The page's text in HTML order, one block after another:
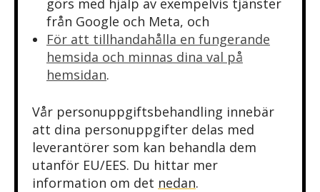
från Google och Meta, och
För att tillhandahålla en fungerande
hemsida och minnas dina val på
hemsidan.
Vår personuppgiftsbehandling innebär
att dina personuppgifter delas med
leverantörer som kan behandla dem
utanför EU/EES. Du hittar mer
information om det nedan.